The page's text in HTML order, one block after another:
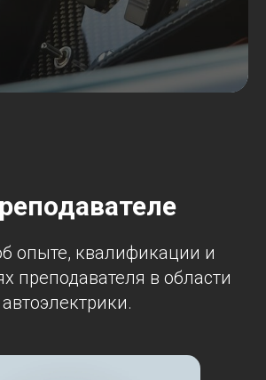
опыте, квалификации и
преподавателя в области
автоэлектрики.